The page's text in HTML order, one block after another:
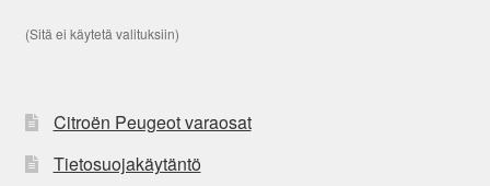
(Sitä ei käytetä valituksiin)
Citroën Peugeot varaosat
Tietosuojakäytäntö